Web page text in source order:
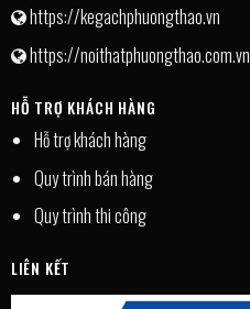
https://kegachphuongthao.vn
https://noithatphuongthao.com.vn
HỖ TRỢ KHÁCH HÀNG
Hỗ trợ khách hàng
Quy trình bán hàng
Quy trình thi công
LIÊN KẾT